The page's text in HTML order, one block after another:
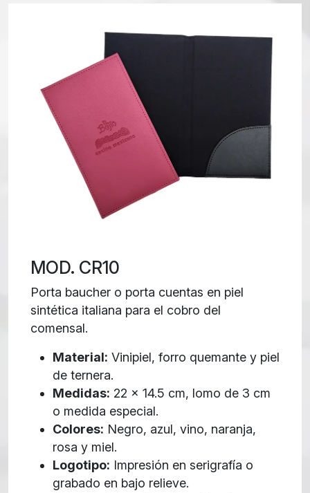
MOD. CR10
Porta baucher o porta cuentas en piel
sintética italiana para el cobro del
comensal.
Material: Vinipiel, forro quemante y piel
de ternera.
Medidas: 22 x 14.5 cm, lomo de 3 cm
o medida especial.
Colores: Negro, azul, vino, naranja,
rosa y miel.
Logotipo: Impresión en serigrafía o
grabado en bajo relieve.